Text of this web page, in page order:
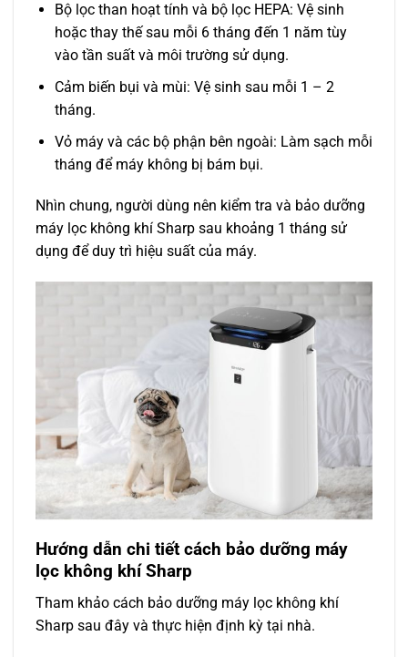
Bộ lọc than hoạt tính và bộ lọc HEPA: Vệ sinh
hoặc thay thế sau mỗi 6 tháng đến 1 năm tùy
vào tần suất và môi trường sử dụng.
Cảm biến bụi và mùi: Vệ sinh sau mỗi 1 – 2
tháng.
Vỏ máy và các bộ phận bên ngoài: Làm sạch mỗi
tháng để máy không bị bám bụi.
Nhìn chung, người dùng nên kiểm tra và bảo dưỡng
máy lọc không khí Sharp sau khoảng 1 tháng sử
dụng để duy trì hiệu suất của máy.
Hướng dẫn chi tiết cách bảo dưỡng máy
lọc không khí Sharp
Tham khảo cách bảo dưỡng máy lọc không khí
Sharp sau đây và thực hiện định kỳ tại nhà.